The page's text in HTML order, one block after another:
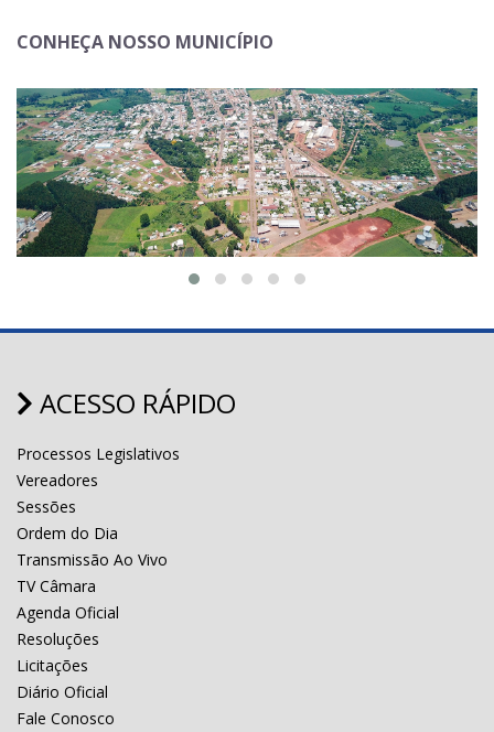
CONHEÇA NOSSO MUNICÍPIO
ACESSO RÁPIDO
Processos Legislativos
Vereadores
Sessões
Ordem do Dia
Transmissão Ao Vivo
TV Câmara
Agenda Oficial
Resoluções
Licitações
Diário Oficial
Fale Conosco